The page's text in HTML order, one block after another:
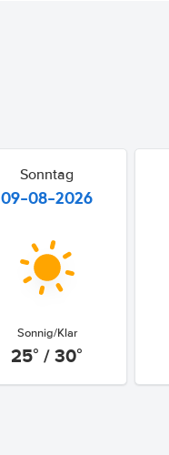
Sonntag
09-08-2026
Sonnig/Klar
25° / 30°